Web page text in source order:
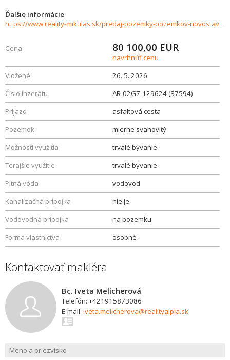
Ďalšie informácie
https://www.reality-mikulas.sk/predaj-pozemky-pozemkov-novostavby/Stavebny-pozemok-Izipovce---krasna-priroda-len-2-km-od-Liptovskej-Mary-vhodny-na-rodinny-aj-rekreacny-dom.-37594/?utm_source=areality&utm_medium=xml&utm_term=37594&utm_content=chalupa&utm_c
Cena 80 100,00 EUR
navrhnúť cenu
Vložené
26. 5. 2026
Číslo inzerátu
AR-02G7-129624 (37594)
Príjazd
asfaltová cesta
Pozemok
mierne svahovitý
Možnosti využitia
trvalé bývanie
Terajšie využitie
trvalé bývanie
Pitná voda
vodovod
Kanalizačná prípojka
nie je
Vodovodná prípojka
na pozemku
Forma vlastníctva
osobné
Kontaktovať makléra
Bc. Iveta Melicherová
Telefón: +421915873086
E-mail: iveta.melicherova@realityalpia.sk